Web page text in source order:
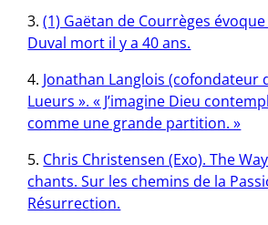
(1) Gaëtan de Courrèges
Duval mort il y a 40 ans.
Jonathan Langlois (cofondateur
Lueurs ». « J’imagine Dieu
comme une grande partition. »
Chris Christensen (Exo). The
chants. Sur les chemins de la
Résurrection.